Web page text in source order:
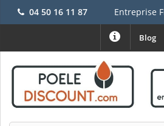
04 50 16 11 87 Entreprise
Blog